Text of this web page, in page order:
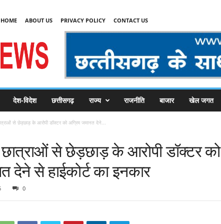
HOME ABOUT US PRIVACY POLICY CONTACT US
देश-विदेश छत्तीसगढ़ राज्य राजनीति बाजार खेल जगत
से छेड़छाड़ के आरोपी डॉक्टर को अग्रिम जमानत देने...
से छेड़छाड़ के आरोपी डॉक्टर को
देने से हाईकोर्ट का इनकार
0